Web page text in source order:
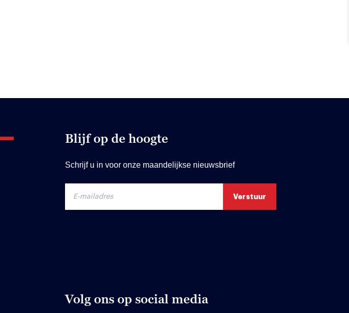
Blijf op de hoogte
Schrijf u in voor onze maandelijkse nieuwsbrief
Volg ons op social media